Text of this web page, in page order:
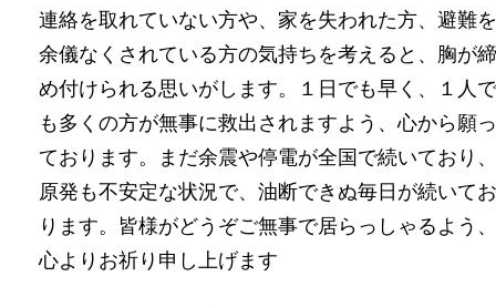
連絡を取れていない方や、家を失われた方、避難を
余儀なくされている方の気持ちを考えると、胸が締
め付けられる思いがします。１日でも早く、１人で
も多くの方が無事に救出されますよう、心から願っ
ております。まだ余震や停電が全国で続いており、
原発も不安定な状況で、油断できぬ毎日が続いてお
ります。皆様がどうぞご無事で居らっしゃるよう、
心よりお祈り申し上げます